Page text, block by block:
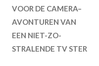
VOOR DE CAMERA–
AVONTUREN VAN
EEN NIET-ZO-
STRALENDE TV STER